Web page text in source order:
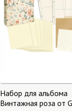
Набор для альбома
Винтажная роза от